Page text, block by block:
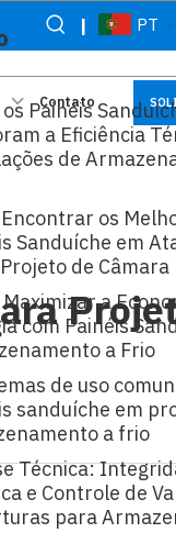
| PT
Contato
os Painéis
a Eficiência
de
os
Sanduíche em
Projeto de
a
com Painéis
a Frio
de uso
sanduíche em
a frio
Técnica:
e Controle de
para